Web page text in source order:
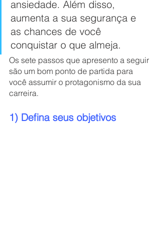
ansiedade. Além disso,
aumenta a sua segurança e
as chances de você
conquistar o que almeja.
Os sete passos que apresento a seguir
são um bom ponto de partida para
você assumir o protagonismo da sua
carreira.
1) Defina seus objetivos